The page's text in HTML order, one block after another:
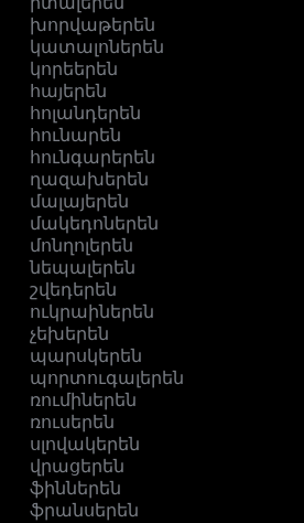
խորվաթերեն
կատալոներեն
կորեերեն
հայերեն
հոլանդերեն
հունարեն
հունգարերեն
ղազախերեն
մալայերեն
մակեդոներեն
մոնղոլերեն
նեպալերեն
շվեդերեն
ուկրաիներեն
չեխերեն
պարսկերեն
պորտուգալերեն
ռումիներեն
ռուսերեն
սլովակերեն
վրացերեն
ֆիններեն
ֆրանսերեն